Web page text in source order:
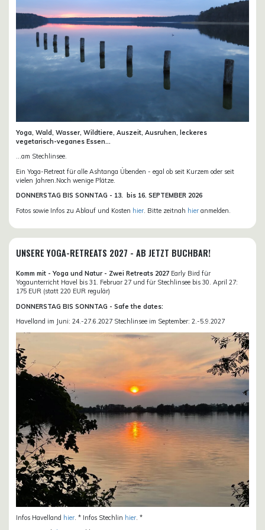
Yoga, Wald, Wasser, Wildtiere, Auszeit, Ausruhen, leckeres
vegetarisch-veganes Essen...
...am Stechlinsee.
Ein Yoga-Retreat für alle Ashtanga Übenden - egal ob seit Kurzem oder seit
vielen Jahren.Noch wenige Plätze.
DONNERSTAG BIS SONNTAG - 13. bis 16. SEPTEMBER 2026
Fotos sowie Infos zu Ablauf und Kosten hier . Bitte zeitnah hier anmelden.
UNSERE YOGA-RETREATS 2027 - AB JETZT BUCHBAR!
Komm mit - Yoga und Natur - Zwei Retreats 2027 Early Bird für
Yogaunterricht Havel bis 31. Februar 27 und für Stechlinsee bis 30. April 27:
175 EUR (statt 220 EUR regulär)
DONNERSTAG BIS SONNTAG - Safe the dates:
Havelland im Juni: 24.-27.6.2027 Stechlinsee im September: 2.-5.9.2027
Infos Havelland hier . * Infos Stechlin hier . *